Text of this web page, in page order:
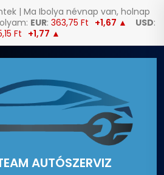
| Ma Ibolya névnap van, holnap
EUR: 363,75 Ft +1,67 ▲ USD:
Ft +1,77 ▲
AUTÓSZERVIZ